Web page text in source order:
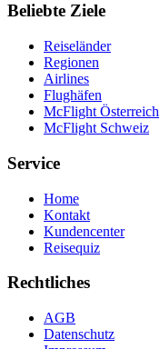
Beliebte Ziele
Reiseländer
Regionen
Airlines
Flughäfen
McFlight Österreich
McFlight Schweiz
Service
Home
Kontakt
Kundencenter
Reisequiz
Rechtliches
AGB
Datenschutz